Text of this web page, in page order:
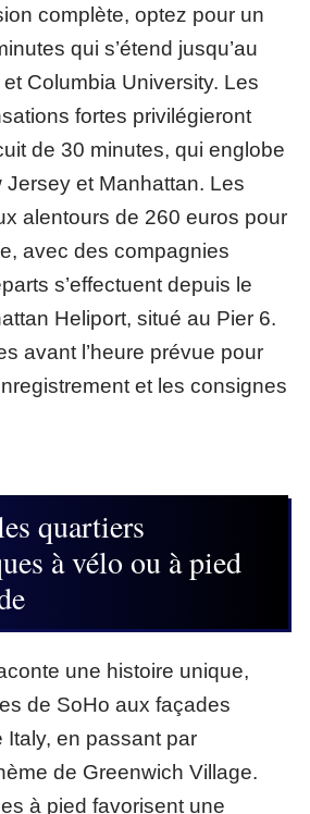
complète, optez pour un
qui s’étend jusqu’au
Columbia University. Les
fortes privilégieront
de 30 minutes, qui englobe
Jersey et Manhattan. Les
alentours de 260 euros pour
avec des compagnies
s’effectuent depuis le
Heliport, situé au Pier 6.
avant l’heure prévue pour
et les consignes
quartiers
à vélo ou à pied
une histoire unique,
de SoHo aux façades
Italy, en passant par
de Greenwich Village.
à pied favorisent une